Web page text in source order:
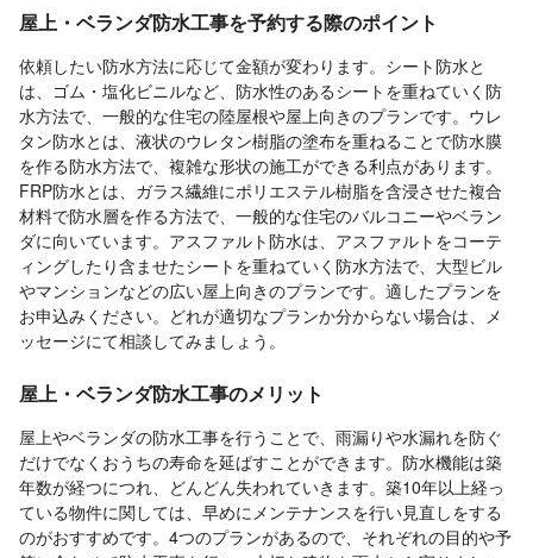
屋上・ベランダ防水工事を予約する際のポイント
依頼したい防水方法に応じて金額が変わります。シート防水と
は、ゴム・塩化ビニルなど、防水性のあるシートを重ねていく防
水方法で、一般的な住宅の陸屋根や屋上向きのプランです。ウレ
タン防水とは、液状のウレタン樹脂の塗布を重ねることで防水膜
を作る防水方法で、複雑な形状の施工ができる利点があります。
FRP防水とは、ガラス繊維にポリエステル樹脂を含浸させた複合
材料で防水層を作る方法で、一般的な住宅のバルコニーやベラン
ダに向いています。アスファルト防水は、アスファルトをコーテ
ィングしたり含ませたシートを重ねていく防水方法で、大型ビル
やマンションなどの広い屋上向きのプランです。適したプランを
お申込みください。どれが適切なプランか分からない場合は、メ
ッセージにて相談してみましょう。
屋上・ベランダ防水工事のメリット
屋上やベランダの防水工事を行うことで、雨漏りや水漏れを防ぐ
だけでなくおうちの寿命を延ばすことができます。防水機能は築
年数が経つにつれ、どんどん失われていきます。築10年以上経っ
ている物件に関しては、早めにメンテナンスを行い見直しをする
のがおすすめです。4つのプランがあるので、それぞれの目的や予